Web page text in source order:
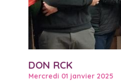
DON RCK
Mercredi 01 janvier 2025